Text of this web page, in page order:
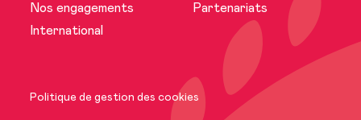
Actualités
Nos marques
Nos engagements
International
Partenariats
Politique de gestion des cookies